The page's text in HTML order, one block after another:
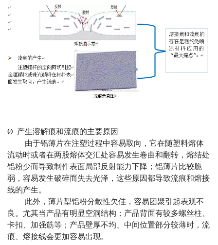
Ø 产生溶解痕和流痕的主要原因
由于铝薄片在注塑过程中容易取向，它在随塑料熔体
流动时或者在两股熔体交汇处容易发生卷曲和翻转，熔结处
铝粉少而导致制件表面局部反射能力下降；铝薄片比较脆
弱，容易发生破碎而失去光泽，这些原因都导致流痕和熔接
线的产生。
此外，薄片型铝粉分散性欠佳，容易团聚引起表观不
良。尤其当产品有明显空洞结构；产品背面有较多螺丝柱、
卡扣、加强筋等；产品壁厚不均、中间位置部分较薄时，流
痕、熔接线会更加容易出现。